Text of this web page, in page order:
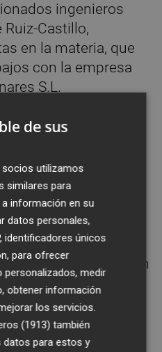
ingenieros
Castillo,
en la materia, que
con la empresa
S.L.
en El
constituyen
de vivienda
por
construido entre
fueron sorteadas en
de la zona. Ante
autoridades
patente británica, el
de
de sus
utilizamos
similares para
información en su
datos personales,
identificadores únicos
para ofrecer
personalizados, medir
obtener información
los servicios.
(1913) también
datos para estos y